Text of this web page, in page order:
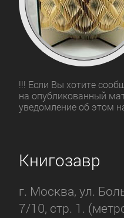
!!! Если Вы хотите
на опубликованный
уведомление об этом
Книгозавр
г. Москва, ул.
7/10, стр. 1.